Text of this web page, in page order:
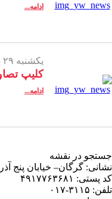
ادامه...
یکشنبه ۲۹ بهمن ۱۴۰۲ -
کلیپ
ادامه...
جستجو در نقشه
نشانی: گرگان– خیابان پنج
کد پستی: ۴۹۱۷۷۶۳۶۸۱
تلفن: ۳۱۱۵-۰۱۷